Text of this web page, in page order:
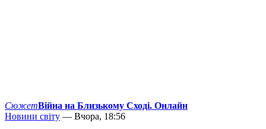
СюжетВійна на Близькому Сході. Онлайн
Новини світу — Вчора, 18:56